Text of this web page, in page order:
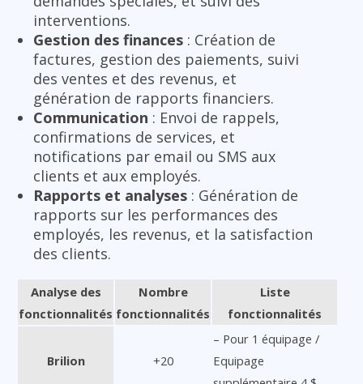
interventions.
Gestion des finances : Création de
factures, gestion des paiements, suivi
des ventes et des revenus, et
génération de rapports financiers.
Communication : Envoi de rappels,
confirmations de services, et
notifications par email ou SMS aux
clients et aux employés.
Rapports et analyses : Génération de
rapports sur les performances des
employés, les revenus, et la satisfaction
des clients.
Analyse des
fonctionnalités
Nombre
fonctionnalités
Liste
fonctionnalités
Brilion +20
– Pour 1 équipage /
Equipage